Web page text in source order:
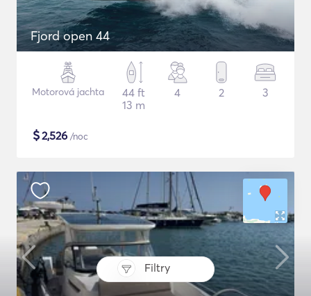
Filtry
Fjord open 44
Motorová jachta
44 ft
13 m
4 2 3
$2,526 /noc